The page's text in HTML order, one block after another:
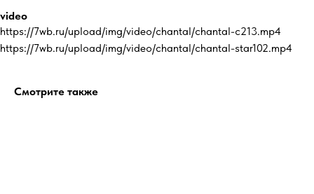
video
https://7wb.ru/upload/img/video/chantal/chantal-c213.mp4
https://7wb.ru/upload/img/video/chantal/chantal-star102.mp4
Смотрите также